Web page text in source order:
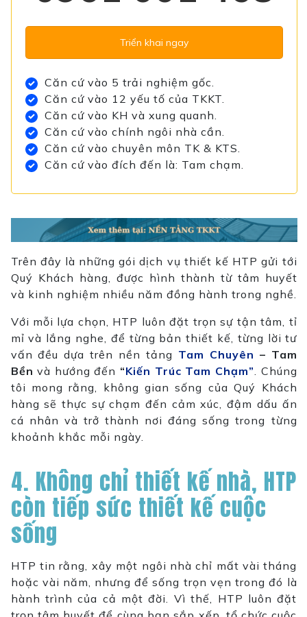
Triển khai ngay
Căn cứ vào 5 trải nghiệm gốc.
Căn cứ vào 12 yếu tố của TKKT.
Căn cứ vào KH và xung quanh.
Căn cứ vào chính ngôi nhà cần.
Căn cứ vào chuyên môn TK & KTS.
Căn cứ vào đích đến là: Tam chạm.
Trên đây là những gói dịch vụ thiết kế HTP gửi tới
Quý Khách hàng, được hình thành từ tâm huyết
và kinh nghiệm nhiều năm đồng hành trong nghề.
Với mỗi lựa chọn, HTP luôn đặt trọn sự tận tâm, tỉ
mỉ và lắng nghe, để từng bản thiết kế, từng lời tư
vấn đều dựa trên nền tảng Tam Chuyên – Tam
Bền và hướng đến “Kiến Trúc Tam Chạm” . Chúng
tôi mong rằng, không gian sống của Quý Khách
hàng sẽ thực sự chạm đến cảm xúc, đậm dấu ấn
cá nhân và trở thành nơi đáng sống trong từng
khoảnh khắc mỗi ngày.
4. Không chỉ thiết kế nhà, HTP
còn tiếp sức thiết kế cuộc
sống
HTP tin rằng, xây một ngôi nhà chỉ mất vài tháng
hoặc vài năm, nhưng để sống trọn vẹn trong đó là
hành trình của cả một đời. Vì thế, HTP luôn đặt